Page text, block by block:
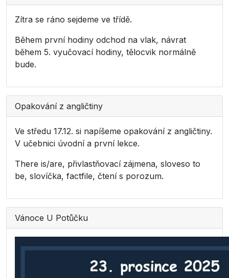
Zítra se ráno sejdeme ve třídě.
Během první hodiny odchod na vlak, návrat
během 5. vyučovací hodiny, tělocvik normálně
bude.
Opakování z angličtiny
Ve středu 17.12. si napíšeme opakování z angličtiny.
V učebnici úvodní a první lekce.
There is/are, přivlastňovací zájmena, sloveso to
be, slovíčka, factfile, čtení s porozum.
Vánoce U Potůčku